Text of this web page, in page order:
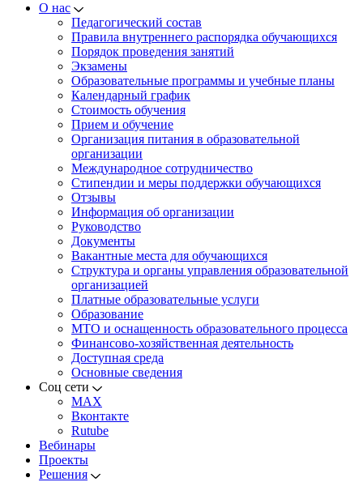
О нас
Педагогический состав
Правила внутреннего распорядка обучающихся
Порядок проведения занятий
Экзамены
Образовательные программы и учебные планы
Календарный график
Стоимость обучения
Прием и обучение
Организация питания в образовательной
организации
Международное сотрудничество
Стипендии и меры поддержки обучающихся
Отзывы
Информация об организации
Руководство
Документы
Вакантные места для обучающихся
Структура и органы управления образовательной
организацией
Платные образовательные услуги
Образование
МТО и оснащенность образовательного процесса
Финансово-хозяйственная деятельность
Доступная среда
Основные сведения
Соц сети
MAX
Вконтакте
Rutube
Вебинары
Проекты
Решения